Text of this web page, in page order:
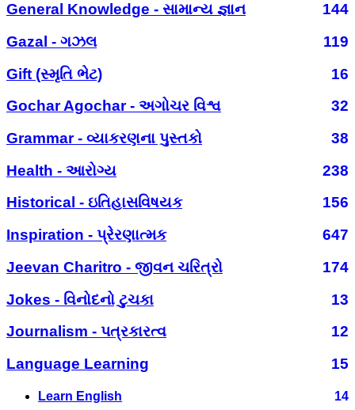
General Knowledge - સામાન્ય જ્ઞાન
144
Gazal - ગઝલ
119
Gift (સ્મૃતિ ભેટ)
16
Gochar Agochar - અગોચર વિશ્વ
32
Grammar - વ્યાકરણના પુસ્તકો
38
Health - આરોગ્ય
238
Historical - ઇતિહાસવિષયક
156
Inspiration - પ્રેરણાત્મક
647
Jeevan Charitro - જીવન ચરિત્રો
174
Jokes - વિનોદનો ટુચકા
13
Journalism - પત્રકારત્વ
12
Language Learning
15
Learn English 14